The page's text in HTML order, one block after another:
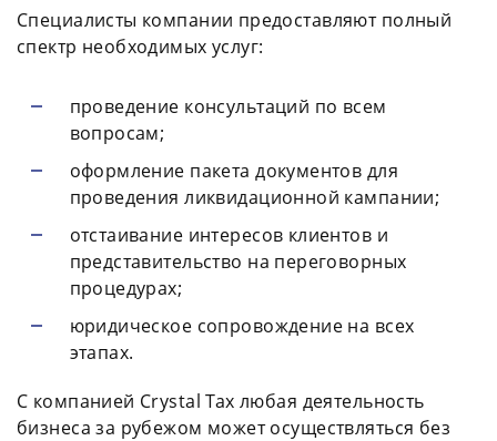
Специалисты компании предоставляют полный
спектр необходимых услуг:
проведение консультаций по всем
вопросам;
оформление пакета документов для
проведения ликвидационной кампании;
отстаивание интересов клиентов и
представительство на переговорных
процедурах;
юридическое сопровождение на всех
этапах.
С компанией Crystal Tax любая деятельность
бизнеса за рубежом может осуществляться без